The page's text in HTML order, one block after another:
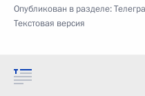
Опубликован в разделе:
Текстовая версия